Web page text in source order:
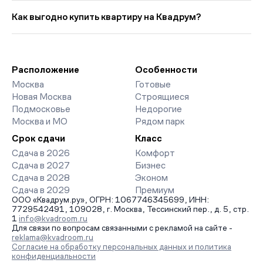
на 46 227 руб. ниже прошлого месяца.
в 2026 году», вы найдете проекты от эконом- до премиум-
класса. На страницах ЖК доступны отзывы жильцов о
качестве строительства, интерактивный генплан корпусов,
Как выгодно купить квартиру на Квадрум?
организует просмотр и поможет одобрить ипотеку по
минимальной ставке. Чтобы зафиксировать цену, оставьте
заявку на обратный звонок.
Расположение
Москва
Новая Москва
Подмосковье
Москва и МО
Особенности
Готовые
Строящиеся
Недорогие
Рядом парк
Срок сдачи
Сдача в 2026
Сдача в 2027
Сдача в 2028
Сдача в 2029
Класс
Комфорт
Бизнес
Эконом
Премиум
ООО «Квадрум.ру», ОГРН: 1067746345699, ИНН:
7729542491, 109028, г. Москва, Тессинский пер., д. 5, стр.
1 info@kvadroom.ru
Для связи по вопросам связанными с рекламой на сайте -
reklama@kvadroom.ru
Согласие на обработку персональных данных и политика
конфиденциальности